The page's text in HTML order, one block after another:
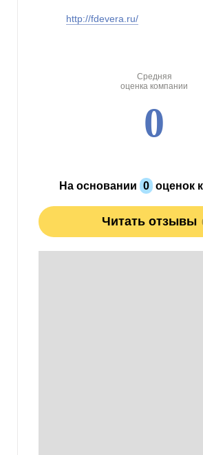
http://fdevera.ru/
Средняя
оценка компании
0
На основании 0 оценок
Читать отзывы